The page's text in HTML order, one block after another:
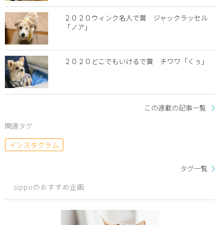
２０２０ウィンク名人で賞 ジャックラッセル
「ノア」
２０２０どこでもいけるで賞 チワワ「くぅ」
この連載の記事一覧
関連タグ
インスタグラム
タグ一覧
sippoのおすすめ企画